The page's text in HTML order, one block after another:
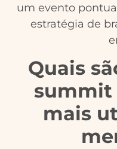
um evento
estratégia de
Quais
summit
mais